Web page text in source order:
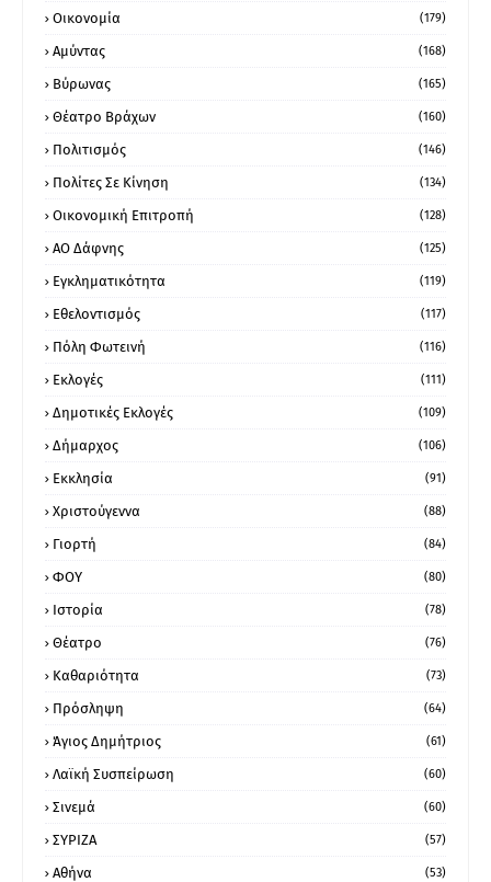
Οικονομία (179)
Αμύντας (168)
Βύρωνας (165)
Θέατρο Βράχων (160)
Πολιτισμός (146)
Πολίτες Σε Κίνηση (134)
Οικονομική Επιτροπή (128)
ΑΟ Δάφνης (125)
Εγκληματικότητα (119)
Εθελοντισμός (117)
Πόλη Φωτεινή (116)
Εκλογές (111)
Δημοτικές Εκλογές (109)
Δήμαρχος (106)
Εκκλησία (91)
Χριστούγεννα (88)
Γιορτή (84)
ΦΟΥ (80)
Ιστορία (78)
Θέατρο (76)
Καθαριότητα (73)
Πρόσληψη (64)
Άγιος Δημήτριος (61)
Λαϊκή Συσπείρωση (60)
Σινεμά (60)
ΣΥΡΙΖΑ (57)
Αθήνα (53)